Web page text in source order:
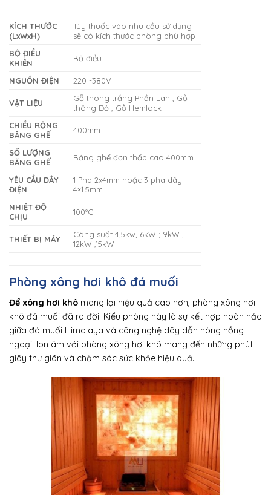
KÍCH THƯỚC
(LxWxH)
Tùy thuốc vào nhu cầu sử dụng
sẽ có kích thước phòng phù hợp
BỘ ĐIỀU
KHIỂN
Bộ điều
NGUỒN ĐIỆN 220 -380V
VẬT LIỆU
Gỗ thông trắng Phần Lan , Gỗ
thông Đỏ , Gỗ Hemlock
CHIỀU RỘNG
BĂNG GHẾ
400mm
SỐ LƯỢNG
BĂNG GHẾ
Băng ghế đơn thấp cao 400mm
YÊU CẦU DÂY
ĐIỆN
1 Pha 2x4mm hoặc 3 pha dây
4×1.5mm
NHIỆT ĐỘ
CHỊU
100ºC
THIẾT BỊ MÁY
Công suất 4,5kw, 6kW ; 9kW ,
12kW ,15kW
Phòng xông hơi khô đá muối
Để xông hơi khô mang lại hiệu quả cao hơn, phòng xông hơi
khô đá muối đã ra đời. Kiểu phòng này là sự kết hợp hoàn hảo
giữa đá muối Himalaya và công nghệ dây dẫn hòng hồng
ngoại. Ion âm với phòng xông hơi khô mang đến những phút
giây thư giãn và chăm sóc sức khỏe hiệu quả.